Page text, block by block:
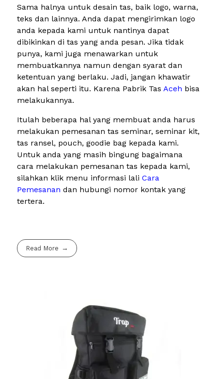
Sama halnya untuk desain tas, baik logo, warna,
teks dan lainnya. Anda dapat mengirimkan logo
anda kepada kami untuk nantinya dapat
dibikinkan di tas yang anda pesan. Jika tidak
punya, kami juga menawarkan untuk
membuatkannya namun dengan syarat dan
ketentuan yang berlaku. Jadi, jangan khawatir
akan hal seperti itu. Karena Pabrik Tas Aceh bisa
melakukannya.
Itulah beberapa hal yang membuat anda harus
melakukan pemesanan tas seminar, seminar kit,
tas ransel, pouch, goodie bag kepada kami.
Untuk anda yang masih bingung bagaimana
cara melakukan pemesanan tas kepada kami,
silahkan klik menu informasi lali Cara
Pemesanan dan hubungi nomor kontak yang
tertera.
Read More